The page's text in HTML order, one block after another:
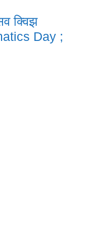
क्विझ
Day ;